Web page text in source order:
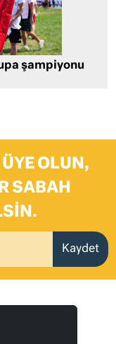
şampiyonu
OLUN,
SABAH
Kaydet